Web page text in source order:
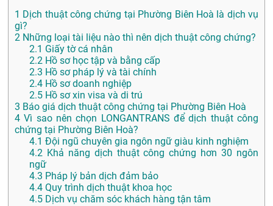
1 Dịch thuật công chứng tại Phường Biên Hoà là dịch vụ
gì?
2 Những loại tài liệu nào thì nên dịch thuật công chứng?
2.1 Giấy tờ cá nhân
2.2 Hồ sơ học tập và bằng cấp
2.3 Hồ sơ pháp lý và tài chính
2.4 Hồ sơ doanh nghiệp
2.5 Hồ sơ xin visa và di trú
3 Báo giá dịch thuật công chứng tại Phường Biên Hoà
4 Vì sao nên chọn LONGANTRANS để dịch thuật công
chứng tại Phường Biên Hoà?
4.1 Đội ngũ chuyên gia ngôn ngữ giàu kinh nghiệm
4.2 Khả năng dịch thuật công chứng hơn 30 ngôn
ngữ
4.3 Pháp lý bản dịch đảm bảo
4.4 Quy trình dịch thuật khoa học
4.5 Dịch vụ chăm sóc khách hàng tận tâm